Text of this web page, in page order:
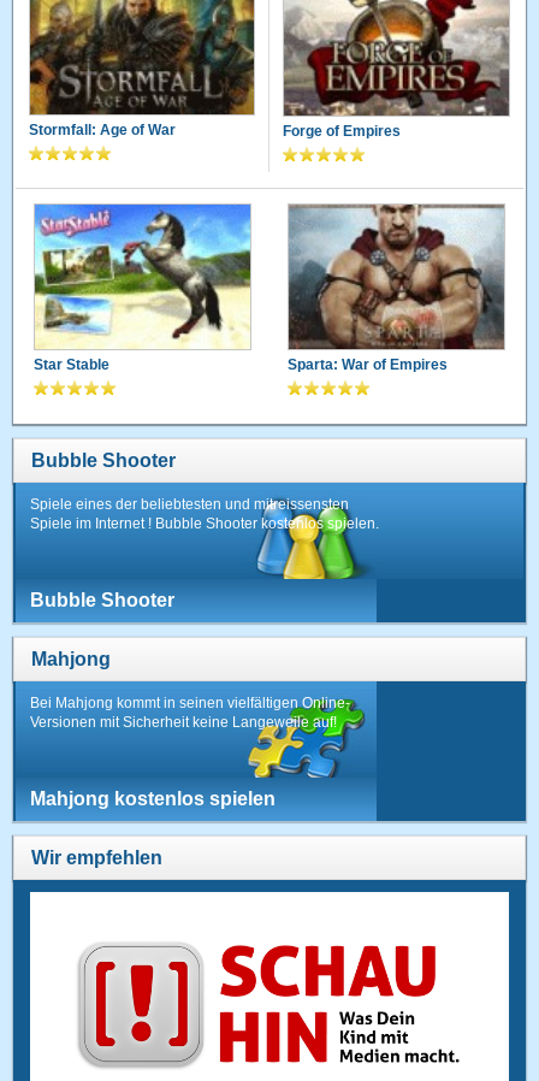
Stormfall: Age of War Forge of Empires
Star Stable Sparta: War of Empires
Bubble Shooter
Spiele eines der beliebtesten und mitreissensten
Spiele im Internet ! Bubble Shooter kostenlos spielen.
Bubble Shooter
Mahjong
Bei Mahjong kommt in seinen vielfältigen Online-
Versionen mit Sicherheit keine Langeweile auf!
Mahjong kostenlos spielen
Wir empfehlen